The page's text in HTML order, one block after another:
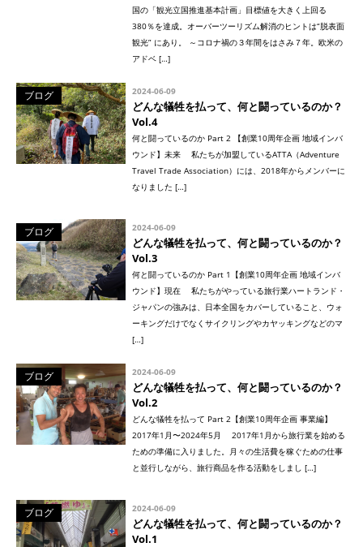
国の「観光立国推進基本計画」目標値を大きく上回る
380％を達成。オーバーツーリズム解消のヒントは“脱表面
観光” にあり。 ～コロナ禍の３年間をはさみ７年。欧米の
アドベ […]
ブログ 2024-06-09
どんな犠牲を払って、何と闘っているのか？
Vol.4
何と闘っているのか Part 2 【創業10周年企画 地域インバ
ウンド】未来 私たちが加盟しているATTA（Adventure
Travel Trade Association）には、2018年からメンバーに
なりました […]
ブログ 2024-06-09
どんな犠牲を払って、何と闘っているのか？
Vol.3
何と闘っているのか Part 1【創業10周年企画 地域インバ
ウンド】現在 私たちがやっている旅行業ハートランド・
ジャパンの強みは、日本全国をカバーしていること、ウォ
ーキングだけでなくサイクリングやカヤッキングなどのマ
[…]
ブログ 2024-06-09
どんな犠牲を払って、何と闘っているのか？
Vol.2
どんな犠牲を払って Part 2【創業10周年企画 事業編】
2017年1月〜2024年5月 2017年1月から旅行業を始める
ための準備に入りました。月々の生活費を稼ぐための仕事
と並行しながら、旅行商品を作る活動をしまし […]
ブログ 2024-06-09
どんな犠牲を払って、何と闘っているのか？
Vol.1